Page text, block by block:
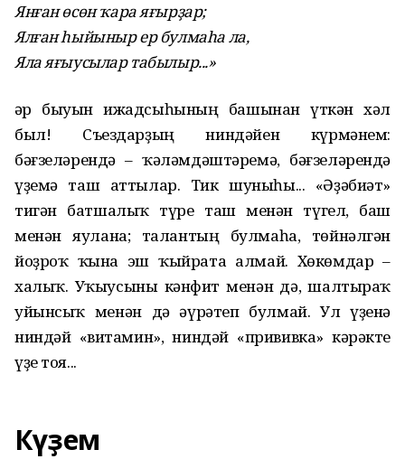
Янған өсөн ҡара яғырҙар;
Ялған һыйыныр ер булмаһа ла,
Яла яғыусылар табылыр...»
Һәр быуын ижадсыһының башынан үткән хәл
был! Съездарҙың ниндәйен күрмәнем:
бәғзеләрендә – ҡәләмдәштәремә, бәғзеләрендә
үҙемә таш аттылар. Тик шуныһы... «Әҙәбиәт»
тигән батшалыҡ түре таш менән түгел, баш
менән яулана; талантың булмаһа, төйнәлгән
йоҙроҡ ҡына эш ҡыйрата алмай. Хөкөмдар –
халыҡ. Уҡыусыны кәнфит менән дә, шалтыраҡ
уйынсыҡ менән дә әүрәтеп булмай. Ул үҙенә
ниндәй «витамин», ниндәй «прививка» кәрәкте
үҙе тоя...
Күҙем